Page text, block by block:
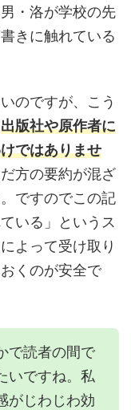
・洛が学校の先
きに触れている
のですが、こう
出版社や原作者に
ではありませ
方の要約が混ざ
ですのでこの記
いる」というス
よって受け取り
くのが安全で
で読者の間で
いですね。私
がじわじわ効